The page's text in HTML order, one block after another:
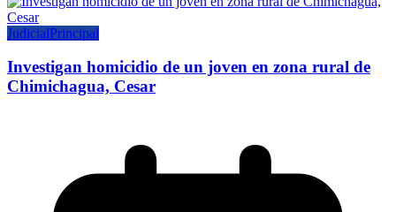
JudicialPrincipal
Investigan homicidio de un joven en zona rural de
Chimichagua, Cesar